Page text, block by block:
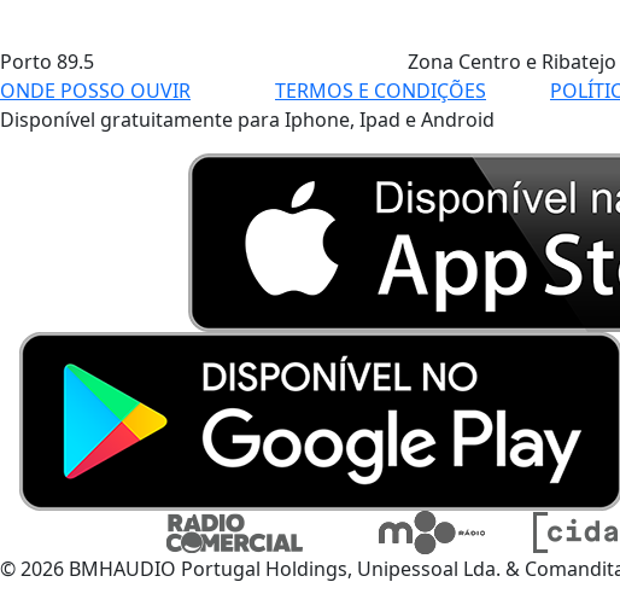
Porto 89.5 Zona Centro e Ribatejo
ONDE POSSO OUVIR
TERMOS E CONDIÇÕES
Disponível gratuitamente para Iphone, Ipad e Android
© 2026 BMHAUDIO Portugal Holdings, Unipessoal Lda. &